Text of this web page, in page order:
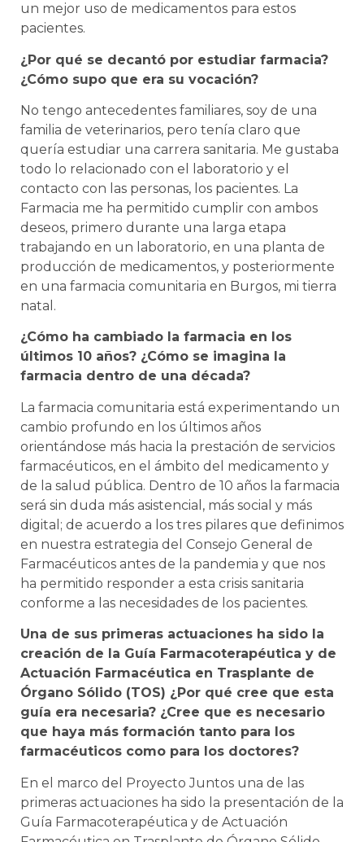
un mejor uso de medicamentos para estos
pacientes.
¿Por qué se decantó por estudiar farmacia?
¿Cómo supo que era su vocación?
No tengo antecedentes familiares, soy de una
familia de veterinarios, pero tenía claro que
quería estudiar una carrera sanitaria. Me gustaba
todo lo relacionado con el laboratorio y el
contacto con las personas, los pacientes. La
Farmacia me ha permitido cumplir con ambos
deseos, primero durante una larga etapa
trabajando en un laboratorio, en una planta de
producción de medicamentos, y posteriormente
en una farmacia comunitaria en Burgos, mi tierra
natal.
¿Cómo ha cambiado la farmacia en los
últimos 10 años? ¿Cómo se imagina la
farmacia dentro de una década?
La farmacia comunitaria está experimentando un
cambio profundo en los últimos años
orientándose más hacia la prestación de servicios
farmacéuticos, en el ámbito del medicamento y
de la salud pública. Dentro de 10 años la farmacia
será sin duda más asistencial, más social y más
digital; de acuerdo a los tres pilares que definimos
en nuestra estrategia del Consejo General de
Farmacéuticos antes de la pandemia y que nos
ha permitido responder a esta crisis sanitaria
conforme a las necesidades de los pacientes.
Una de sus primeras actuaciones ha sido la
creación de la Guía Farmacoterapéutica y de
Actuación Farmacéutica en Trasplante de
Órgano Sólido (TOS) ¿Por qué cree que esta
guía era necesaria? ¿Cree que es necesario
que haya más formación tanto para los
farmacéuticos como para los doctores?
En el marco del Proyecto Juntos una de las
primeras actuaciones ha sido la presentación de la
Guía Farmacoterapéutica y de Actuación